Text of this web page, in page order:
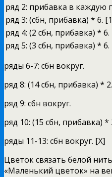
ряд 2: прибавка в каждую
ряд 3: (сбн, прибавка) * 6.
ряд 4: (2 сбн, прибавка) * 6.
ряд 5: (3 сбн, прибавка) * 6.
ряды 6-7: сбн вокруг.
ряд 8: (14 сбн, прибавка) *
ряд 9: сбн вокруг.
ряд 10: (15 сбн, прибавка) *
ряды 11-13: сбн вокруг. [X]
Цветок связать белой
«Маленький цветок» на